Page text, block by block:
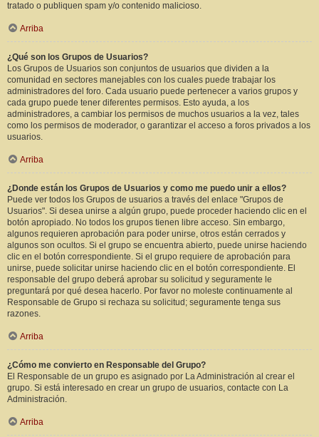
tratado o publiquen spam y/o contenido malicioso.
Arriba
¿Qué son los Grupos de Usuarios?
Los Grupos de Usuarios son conjuntos de usuarios que dividen a la
comunidad en sectores manejables con los cuales puede trabajar los
administradores del foro. Cada usuario puede pertenecer a varios grupos y
cada grupo puede tener diferentes permisos. Esto ayuda, a los
administradores, a cambiar los permisos de muchos usuarios a la vez, tales
como los permisos de moderador, o garantizar el acceso a foros privados a los
usuarios.
Arriba
¿Donde están los Grupos de Usuarios y como me puedo unir a ellos?
Puede ver todos los Grupos de usuarios a través del enlace "Grupos de
Usuarios". Si desea unirse a algún grupo, puede proceder haciendo clic en el
botón apropiado. No todos los grupos tienen libre acceso. Sin embargo,
algunos requieren aprobación para poder unirse, otros están cerrados y
algunos son ocultos. Si el grupo se encuentra abierto, puede unirse haciendo
clic en el botón correspondiente. Si el grupo requiere de aprobación para
unirse, puede solicitar unirse haciendo clic en el botón correspondiente. El
responsable del grupo deberá aprobar su solicitud y seguramente le
preguntará por qué desea hacerlo. Por favor no moleste continuamente al
Responsable de Grupo si rechaza su solicitud; seguramente tenga sus
razones.
Arriba
¿Cómo me convierto en Responsable del Grupo?
El Responsable de un grupo es asignado por La Administración al crear el
grupo. Si está interesado en crear un grupo de usuarios, contacte con La
Administración.
Arriba